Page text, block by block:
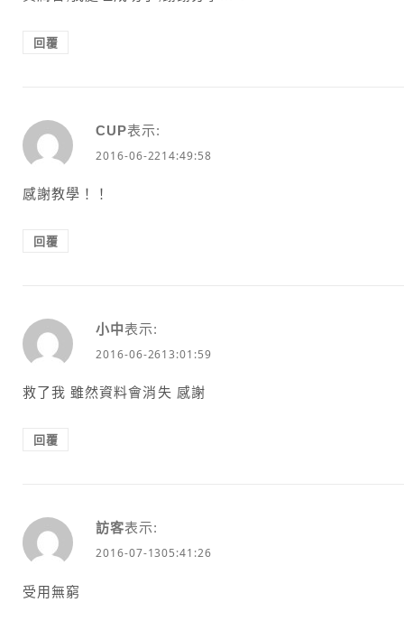
回覆
CUP表示:
2016-06-2214:49:58
感謝教學！！
回覆
小中表示:
2016-06-2613:01:59
救了我 雖然資料會消失 感謝
回覆
訪客表示:
2016-07-1305:41:26
受用無窮